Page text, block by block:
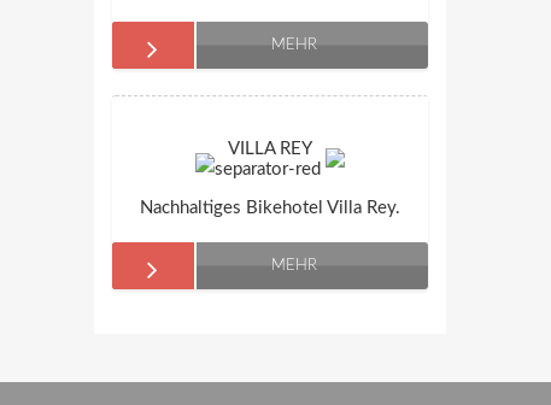
MEHR
VILLA REY
Nachhaltiges Bikehotel Villa Rey.
MEHR